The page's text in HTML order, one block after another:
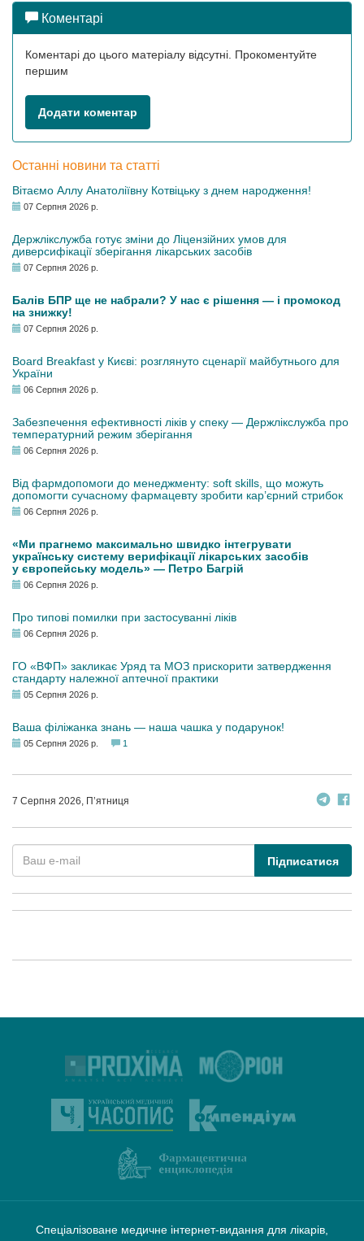
Коментарі
Коментарі до цього матеріалу відсутні. Прокоментуйте
першим
Додати коментар
Останні новини та статті
Вітаємо Аллу Анатоліївну Котвіцьку з днем народження!
07 Серпня 2026 р.
Держлікслужба готує зміни до Ліцензійних умов для
диверсифікації зберігання лікарських засобів
07 Серпня 2026 р.
Балів БПР ще не набрали? У нас є рішення — і промокод
на знижку!
07 Серпня 2026 р.
Board Breakfast у Києві: розглянуто сценарії майбутнього для
України
06 Серпня 2026 р.
Забезпечення ефективності ліків у спеку — Держлікслужба про
температурний режим зберігання
06 Серпня 2026 р.
Від фармдопомоги до менеджменту: soft skills, що можуть
допомогти сучасному фармацевту зробити кар’єрний стрибок
06 Серпня 2026 р.
«Ми прагнемо максимально швидко інтегрувати
українську систему верифікації лікарських засобів
у європейську модель» — Петро Багрій
06 Серпня 2026 р.
Про типові помилки при застосуванні ліків
06 Серпня 2026 р.
ГО «ВФП» закликає Уряд та МОЗ прискорити затвердження
стандарту належної аптечної практики
05 Серпня 2026 р.
Ваша філіжанка знань — наша чашка у подарунок!
05 Серпня 2026 р. 1
7 Серпня 2026, П’ятниця
Підписатися
Спеціалізоване медичне інтернет-видання для лікарів,